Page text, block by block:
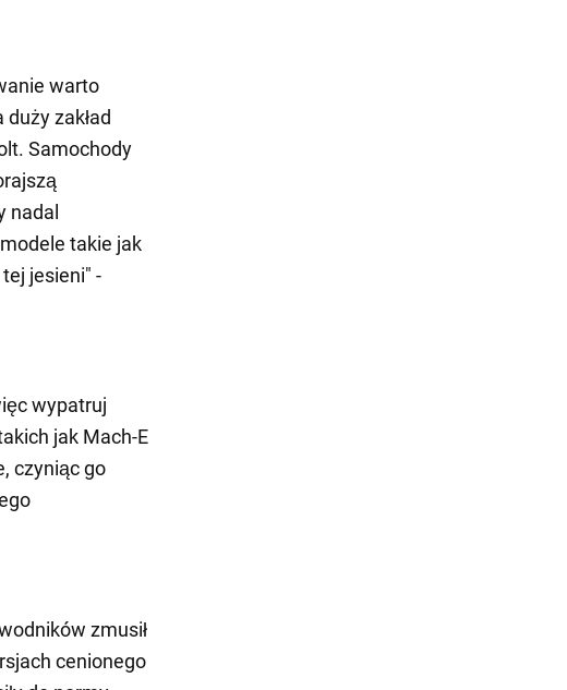
warto
zakład
Samochody
nadal
takie jak
jesieni" -
wypatruj
jak Mach-E
czyniąc go
zmusił
cenionego